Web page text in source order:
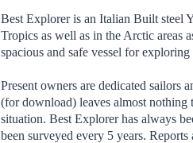
Best Explorer is an Italian Built steel
Tropics as well as in the Arctic areas
spacious and safe vessel for
Present owners are dedicated sailors
(for download) leaves almost
situation. Best Explorer has always
been surveyed every 5 years.